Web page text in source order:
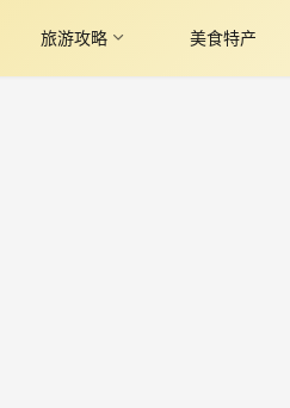
旅游攻略 美食特产